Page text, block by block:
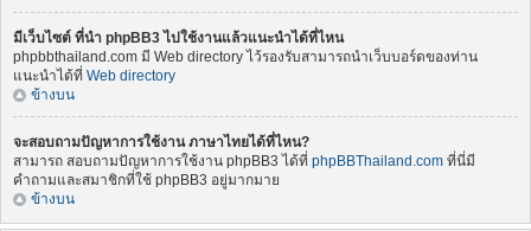
มีเว็บไซต์ ที่นำ phpBB3 ไปใช้งานแล้วแนะนำได้ที่ไหน
phpbbthailand.com มี Web directory ไว้รองรับสามารถนำเว็บบอร์ดของท่าน
แนะนำได้ที่ Web directory
ข้างบน
จะสอบถามปัญหาการใช้งาน ภาษาไทยได้ที่ไหน?
สามารถ สอบถามปัญหาการใช้งาน phpBB3 ได้ที่ phpBBThailand.com ที่นี่มี
คำถามและสมาชิกที่ใช้ phpBB3 อยู่มากมาย
ข้างบน